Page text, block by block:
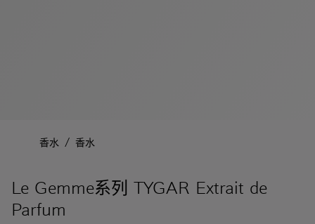
香水 / 香水
Le Gemme系列 TYGAR Extrait de
Parfum